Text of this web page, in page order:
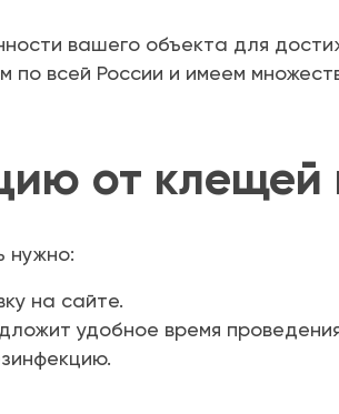
вашего объекта для
по всей России и имеем
от клещей
нужно:
на сайте.
удобное время